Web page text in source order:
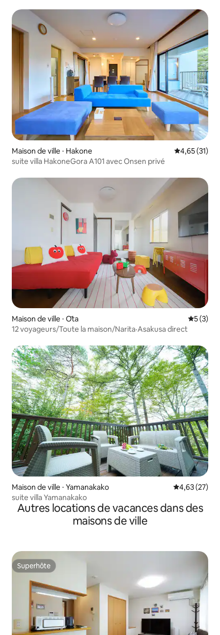
Maison de ville ⋅ Hakone Évaluation
4,65 (31)
suite villa HakoneGora A101 avec Onsen privé
Maison de ville ⋅ Ōta
5 (3)
12 voyageurs/Toute la maison/Narita·Asakusa direct
Maison de ville ⋅ Yamanakako Évaluation
4,63 (27)
suite villa Yamanakako
Autres locations de vacances dans des
maisons de ville
Superhôte
Superhôte